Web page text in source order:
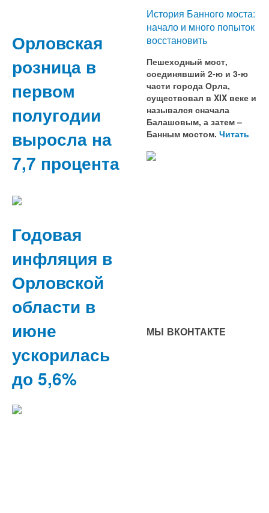
Орловская
розница в
первом
полугодии
выросла на
7,7 процента
Годовая
инфляция в
Орловской
области в
июне
ускорилась
до 5,6%
История Банного моста:
начало и много попыток
восстановить
Пешеходный мост,
соединявший 2-ю и 3-ю
части города Орла,
существовал в XIX веке и
назывался сначала
Балашовым, а затем –
Банным мостом. Читать
МЫ ВКОНТАКТЕ